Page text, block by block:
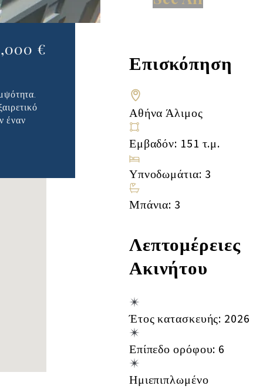
€
έναν
Επισκόπηση
Αθήνα Άλιμος
Εμβαδόν: 151 τ.μ.
Υπνοδωμάτια: 3
Μπάνια: 3
Λεπτομέρειες
Ακινήτου
Έτος κατασκευής: 2026
Επίπεδο ορόφου: 6
Ημιεπιπλωμένο